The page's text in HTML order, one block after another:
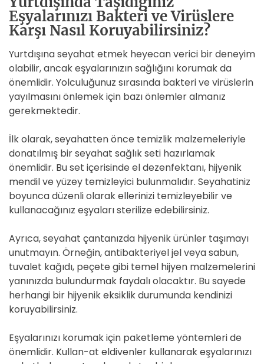
Eşyalarınızı Bakteri ve Virüslere
Karşı Nasıl Koruyabilirsiniz?
Yurtdışına seyahat etmek heyecan verici bir deneyim
olabilir, ancak eşyalarınızın sağlığını korumak da
önemlidir. Yolculuğunuz sırasında bakteri ve virüslerin
yayılmasını önlemek için bazı önlemler almanız
gerekmektedir.
İlk olarak, seyahatten önce temizlik malzemeleriyle
donatılmış bir seyahat sağlık seti hazırlamak
önemlidir. Bu set içerisinde el dezenfektanı, hijyenik
mendil ve yüzey temizleyici bulunmalıdır. Seyahatiniz
boyunca düzenli olarak ellerinizi temizleyebilir ve
kullanacağınız eşyaları sterilize edebilirsiniz.
Ayrıca, seyahat çantanızda hijyenik ürünler taşımayı
unutmayın. Örneğin, antibakteriyel jel veya sabun,
tuvalet kağıdı, peçete gibi temel hijyen malzemelerini
yanınızda bulundurmak faydalı olacaktır. Bu sayede
herhangi bir hijyenik eksiklik durumunda kendinizi
koruyabilirsiniz.
Eşyalarınızı korumak için paketleme yöntemleri de
önemlidir. Kullan-at eldivenler kullanarak eşyalarınızı